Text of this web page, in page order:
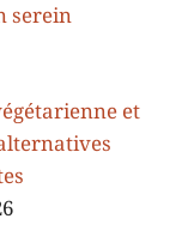
serein
et